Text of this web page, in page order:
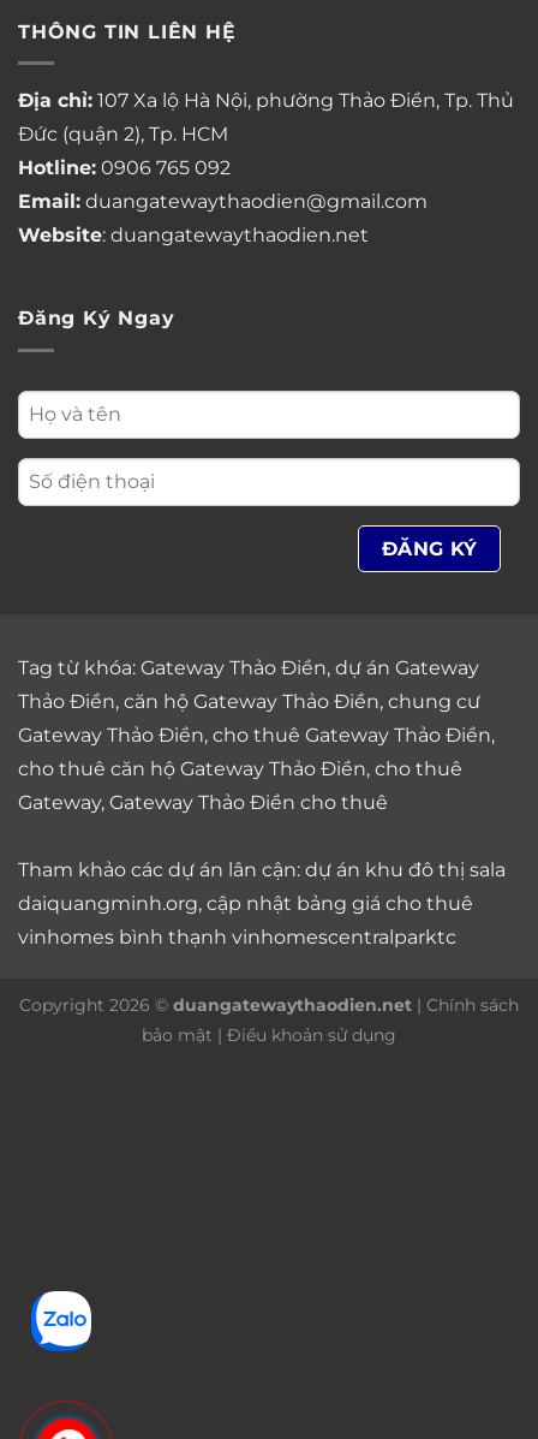
THÔNG TIN LIÊN HỆ
Địa chỉ: 107 Xa lộ Hà Nội, phường Thảo Điền, Tp. Thủ
Đức (quận 2), Tp. HCM
Hotline: 0906 765 092
Email: duangatewaythaodien@gmail.com
Website: duangatewaythaodien.net
Đăng Ký Ngay
Tag từ khóa: Gateway Thảo Điền, dự án Gateway
Thảo Điền, căn hộ Gateway Thảo Điền, chung cư
Gateway Thảo Điền, cho thuê Gateway Thảo Điền,
cho thuê căn hộ Gateway Thảo Điền, cho thuê
Gateway, Gateway Thảo Điền cho thuê
Tham khảo các dự án lân cận: dự án khu đô thị sala
daiquangminh.org, cập nhật bảng giá cho thuê
vinhomes bình thạnh vinhomescentralparktc
Copyright 2026 © duangatewaythaodien.net | Chính sách
bảo mật | Điều khoản sử dụng